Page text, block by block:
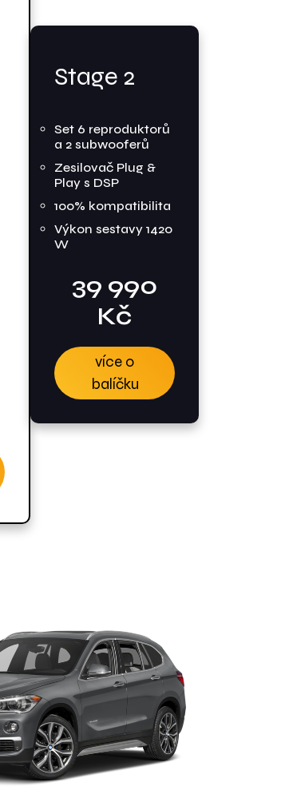
Stage 2
Set 6 reproduktorů
a 2 subwooferů
Zesilovač Plug &
Play s DSP
100% kompatibilita
Výkon sestavy 1420
W
39 990
Kč
více o
balíčku